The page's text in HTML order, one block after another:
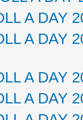
A DAY
A DAY
A DAY
A DAY